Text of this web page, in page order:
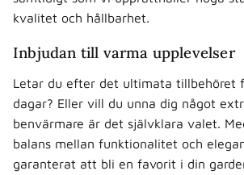
kvalitet och hållbarhet.
Inbjudan till varma upplevelser
Letar du efter det ultimata tillbehöret
dagar? Eller vill du unna dig något
benvärmare är det självklara valet.
balans mellan funktionalitet och
garanterat att bli en favorit i din